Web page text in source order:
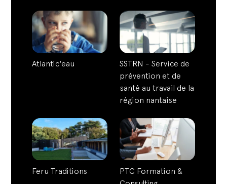
Atlantic'eau
SSTRN - Service de
prévention et de
santé au travail de la
région nantaise
Feru Traditions
PTC Formation &